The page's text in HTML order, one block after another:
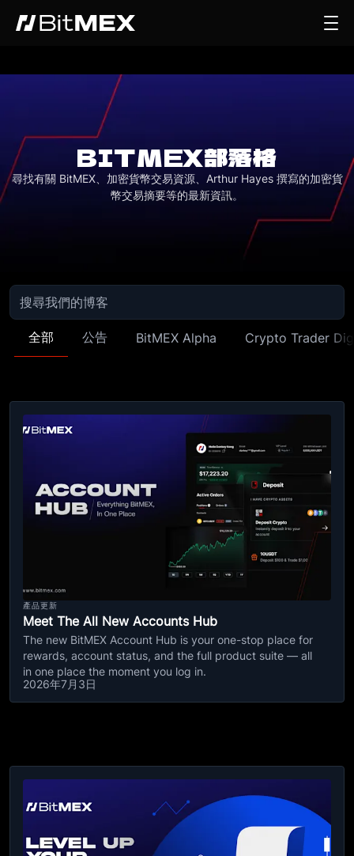
BITMEX部落格
尋找有關 BitMEX、加密貨幣交易資源、Arthur Hayes 撰寫的加密貨
幣交易摘要等的最新資訊。
全部 公告 BitMEX Alpha Crypto Trader
產品更新
Meet The All New Accounts Hub
The new BitMEX Account Hub is your one-stop place for
rewards, account status, and the full product suite — all
in one place the moment you log in.
2026年7月3日